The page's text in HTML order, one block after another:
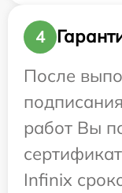
4
После
работ Вы
Infinix